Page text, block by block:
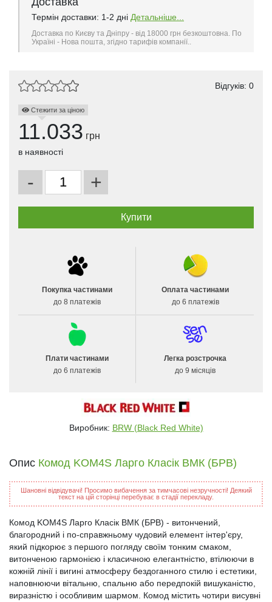
Термін доставки: 1-2 дні Детальніше...
Доставка по Києву та Дніпру - від 18000 грн безкоштовна. По
Україні - Нова пошта, згідно тарифів компанії..
Відгуків: 0
Стежити за ціною
11.033 грн
в наявності
- +
Покупка частинами
до 8 платежів
Оплата частинами
до 6 платежів
Плати частинами
до 6 платежів
Легка розстрочка
до 9 місяців
Виробник: BRW (Black Red White)
Опис Комод KOM4S Ларго Класік ВМК (БРВ)
Шановні відвідувачі! Просимо вибачення за тимчасові незручності! Деякий
текст на цій сторінці перебуває в стадії перекладу.
Комод KOM4S Ларго Класік ВМК (БРВ) - витончений,
благородний і по-справжньому чудовий елемент інтер'єру,
який підкорює з першого погляду своїм тонким смаком,
витонченою гармонією і класичною елегантністю, втілюючи в
кожній лінії і вигині атмосферу бездоганного стилю і естетики,
наповнюючи вітальню, спальню або передпокій вишуканістю,
виразністю і особливим шармом. Комод містить чотири висувні